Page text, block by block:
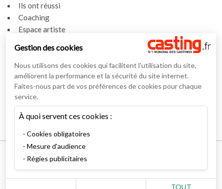
Ils ont réussi
Coaching
Espace artiste
Actualités
Actualités
Vidéos
Interviews
Nos interviews
Lexique
Conditions générales
Gestion des cookies
Nous utilisons des cookies qui facilitent l'utilisation du site,
améliorent la performance et la sécurité du site internet.
Faites-nous part de vos préférences de cookies pour chaque
service.
À quoi servent ces cookies :
Cookies obligatoires
Mesure d'audience
Régies publicitaires
TOUT